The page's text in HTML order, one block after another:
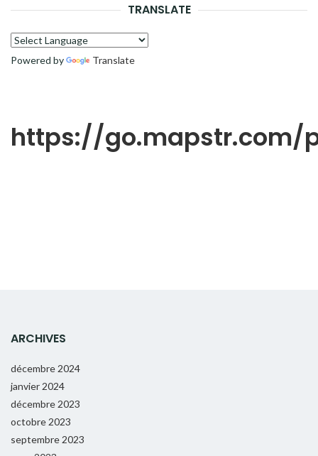
TRANSLATE
Powered by Translate
https://go.mapstr.com/
ARCHIVES
décembre 2024
janvier 2024
décembre 2023
octobre 2023
septembre 2023